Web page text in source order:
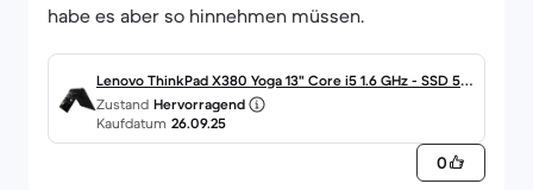
habe es aber so hinnehmen müssen.
Lenovo ThinkPad X380 Yoga 13" Core i5 1.6 GHz - SSD 512
GB - 8GB QWERTZ - Deutsch
Zustand Hervorragend
Kaufdatum 26.09.25
0